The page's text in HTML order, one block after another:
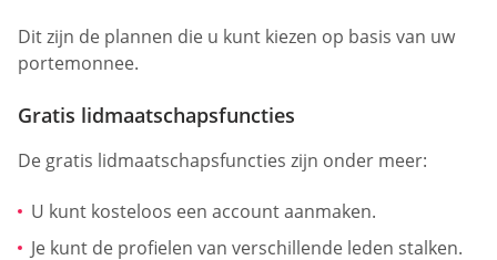
Dit zijn de plannen die u kunt kiezen op basis van uw
portemonnee.
Gratis lidmaatschapsfuncties
De gratis lidmaatschapsfuncties zijn onder meer:
U kunt kosteloos een account aanmaken.
Je kunt de profielen van verschillende leden stalken.